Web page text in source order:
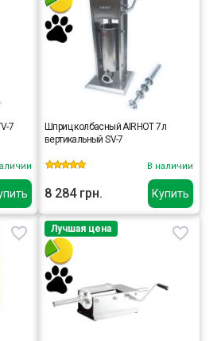
7
Купить
Шприц колбасный AIRHOT 7л
вертикальный SV-7
В наличии
8 284 грн.
Лучшая цена